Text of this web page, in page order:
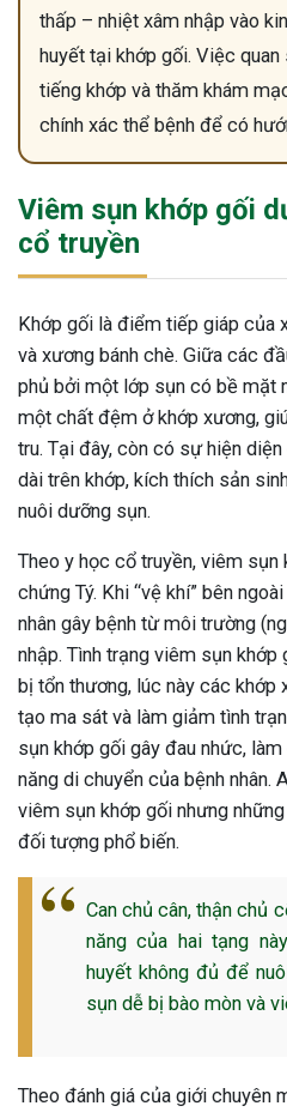
Thông Tin Cần Biết
sau sinh là tình trạng viêm da
phổ biến, khiến đôi bàn tay,
của chị em trở nên khô...
thấp – nhiệt xâm nhập vào
huyết tại khớp gối. Việc
tiếng khớp và thăm khám
chính xác thể bệnh để có
Viêm sụn khớp gối
cổ truyền
Khớp gối là điểm tiếp giáp của
và xương bánh chè. Giữa các
phủ bởi một lớp sụn có bề mặt
một chất đệm ở khớp xương,
tru. Tại đây, còn có sự hiện
dài trên khớp, kích thích sản
nuôi dưỡng sụn.
Theo y học cổ truyền, viêm
chứng Tý. Khi “vệ khí” bên
nhân gây bệnh từ môi trường
nhập. Tình trạng viêm sụn
bị tổn thương, lúc này các khớp
tạo ma sát và làm giảm tình
sụn khớp gối gây đau nhức,
năng di chuyển của bệnh
viêm sụn khớp gối nhưng
đối tượng phổ biến.
Can chủ cân, thận chủ
năng của hai tạng
huyết không đủ để
sụn dễ bị bào mòn và
Theo đánh giá của giới chuyên